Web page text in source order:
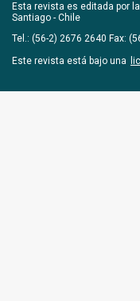
Esta revista es editada por la
Santiago - Chile
Tel.: (56-2) 2676 2640 Fax:
Este revista está bajo una